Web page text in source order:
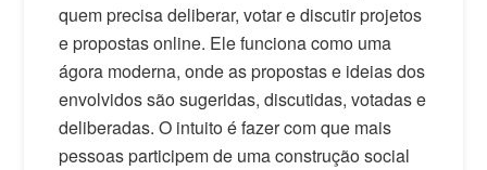
quem precisa deliberar, votar e discutir projetos
e propostas online. Ele funciona como uma
ágora moderna, onde as propostas e ideias dos
envolvidos são sugeridas, discutidas, votadas e
deliberadas. O intuito é fazer com que mais
pessoas participem de uma construção social